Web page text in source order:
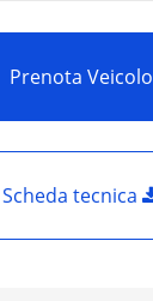
Prenota Veicolo
Scheda tecnica